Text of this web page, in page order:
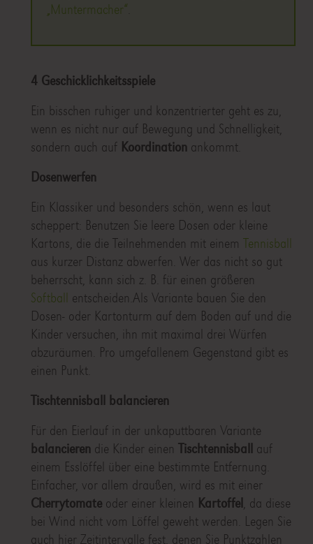
„Muntermacher“
4 Geschicklichkeitsspiele
Ein bisschen ruhiger und konzentrierter geht es zu,
wenn es nicht nur auf Bewegung und Schnelligkeit,
sondern auch auf Koordination ankommt.
Dosenwerfen
Ein Klassiker und besonders schön, wenn es laut
scheppert: Benutzen Sie leere Dosen oder kleine
Kartons, die die Teilnehmenden mit einem Tennisball
aus kurzer Distanz abwerfen. Wer das nicht so gut
beherrscht, kann sich z. B. für einen größeren
Softball
entscheiden.Als Variante bauen Sie den
Dosen- oder Kartonturm auf dem Boden auf und die
Kinder versuchen, ihn mit maximal drei Würfen
abzuräumen. Pro umgefallenem Gegenstand gibt es
einen Punkt.
Tischtennisball balancieren
Für den Eierlauf in der unkaputtbaren Variante
balancieren die Kinder einen Tischtennisball
auf
einem Esslöffel über eine bestimmte Entfernung.
Einfacher, vor allem draußen, wird es mit einer
Cherrytomateoder einer kleinen Kartoffel
, da diese
bei Wind nicht vom Löffel geweht werden. Legen Sie
auch hier Zeitintervalle fest, denen Sie Punktzahlen